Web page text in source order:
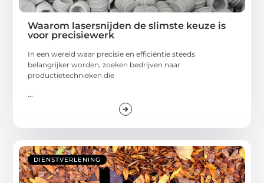
Waarom lasersnijden de slimste keuze is
voor precisiewerk
In een wereld waar precisie en efficiëntie steeds
belangrijker worden, zoeken bedrijven naar
productietechnieken die
...
DIENSTVERLENING